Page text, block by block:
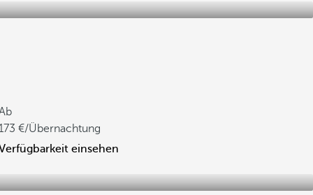
/Übernachtung
einsehen